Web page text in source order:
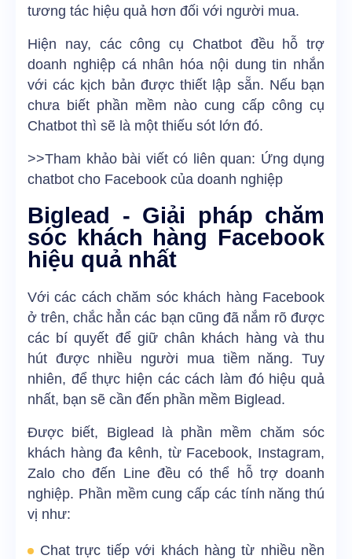
tương tác hiệu quả hơn đối với người mua.
Hiện nay, các công cụ Chatbot đều hỗ trợ
doanh nghiệp cá nhân hóa nội dung tin nhắn
với các kịch bản được thiết lập sẵn. Nếu bạn
chưa biết phần mềm nào cung cấp công cụ
Chatbot thì sẽ là một thiếu sót lớn đó.
>>Tham khảo bài viết có liên quan: Ứng dụng
chatbot cho Facebook của doanh nghiệp
Biglead - Giải pháp chăm
sóc khách hàng Facebook
hiệu quả nhất
Với các cách chăm sóc khách hàng Facebook
ở trên, chắc hẳn các bạn cũng đã nắm rõ được
các bí quyết để giữ chân khách hàng và thu
hút được nhiều người mua tiềm năng. Tuy
nhiên, để thực hiện các cách làm đó hiệu quả
nhất, bạn sẽ cần đến phần mềm Biglead.
Được biết, Biglead là phần mềm chăm sóc
khách hàng đa kênh, từ Facebook, Instagram,
Zalo cho đến Line đều có thể hỗ trợ doanh
nghiệp. Phần mềm cung cấp các tính năng thú
vị như:
Chat trực tiếp với khách hàng từ nhiều nền